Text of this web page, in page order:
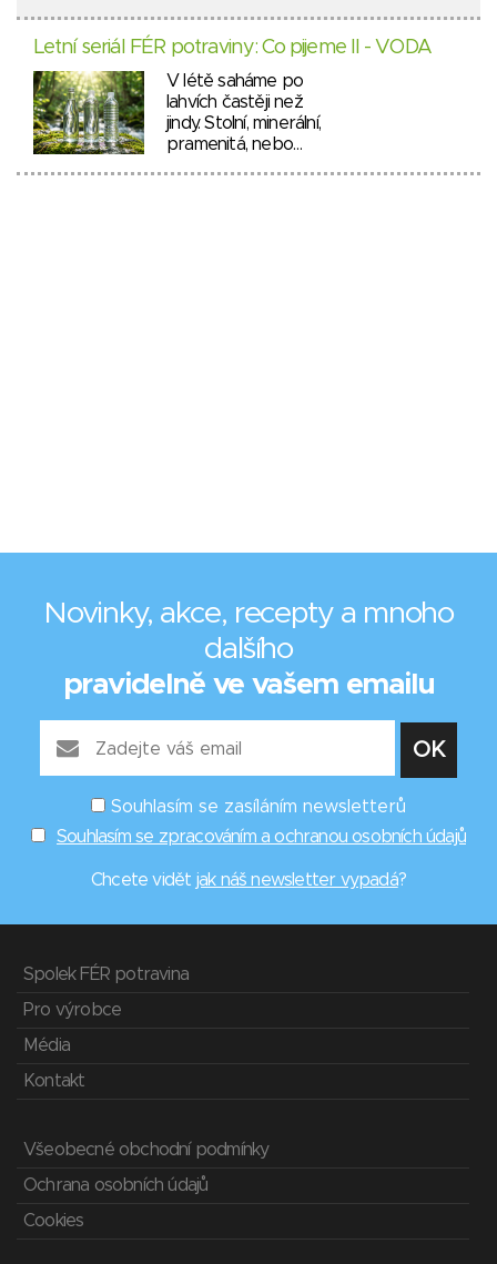
Letní seriál FÉR potraviny: Co pijeme II - VODA
V létě saháme po
lahvích častěji než
jindy. Stolní, minerální,
pramenitá, nebo…
Novinky, akce, recepty a mnoho
dalšího
pravidelně ve vašem emailu
Souhlasím se zasíláním newsletterů
Souhlasím se zpracováním a ochranou osobních údajů
Chcete vidět jak náš newsletter vypadá?
Spolek FÉR potravina
Pro výrobce
Média
Kontakt
Všeobecné obchodní podmínky
Ochrana osobních údajů
Cookies